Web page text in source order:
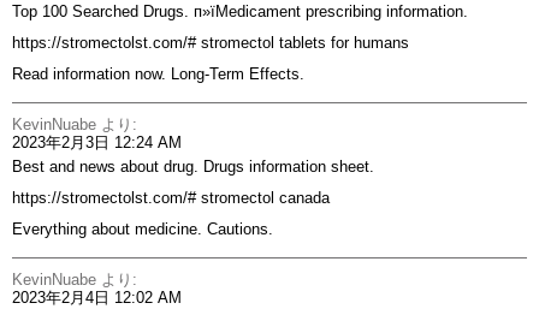
Top 100 Searched Drugs. п»їMedicament prescribing information.
https://stromectolst.com/#stromectol tablets for humans
Read information now. Long-Term Effects.
KevinNuabe より:
2023年2月3日 12:24 AM
Best and news about drug. Drugs information sheet.
https://stromectolst.com/#stromectol canada
Everything about medicine. Cautions.
KevinNuabe より:
2023年2月4日 12:02 AM